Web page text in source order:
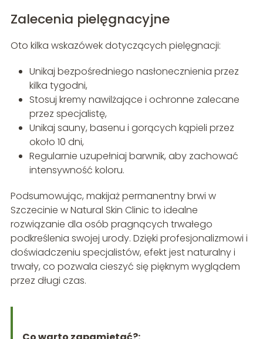
Zalecenia pielęgnacyjne
Oto kilka wskazówek dotyczących pielęgnacji:
Unikaj bezpośredniego nasłonecznienia przez
kilka tygodni,
Stosuj kremy nawilżające i ochronne zalecane
przez specjalistę,
Unikaj sauny, basenu i gorących kąpieli przez
około 10 dni,
Regularnie uzupełniaj barwnik, aby zachować
intensywność koloru.
Podsumowując, makijaż permanentny brwi w
Szczecinie w Natural Skin Clinic to idealne
rozwiązanie dla osób pragnących trwałego
podkreślenia swojej urody. Dzięki profesjonalizmowi i
doświadczeniu specjalistów, efekt jest naturalny i
trwały, co pozwala cieszyć się pięknym wyglądem
przez długi czas.